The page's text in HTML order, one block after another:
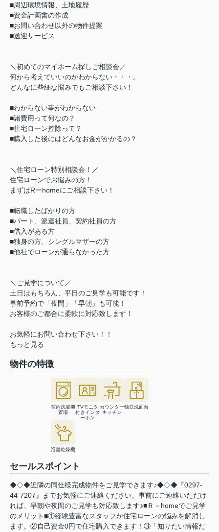
■周辺環境情報、土地履歴
■資金計画書の作成
■お問い合わせ以外の物件提案
■送迎サービス
＼初めてのマイホーム探しご相談会／
何から考えていいのかわからない・・・。
どんなに些細な悩みでもご相談下さい！
■わからない事がわからない
■諸費用って何なの？
■住宅ローン控除って？
■購入した後にはどんなお金がかかるの？
＼住宅ローン特別相談会！／
住宅ローンでお悩みの方！
まずはRーhomeにご相談下さい！
■転職したばかりの方
■パート、派遣社員、契約社員の方
■借入がある方
■独身の方、シングルマザーの方
■他社でローンが通らなかった方
＼ご見学について／
土日はもちろん、平日のご見学も可能です！
事前予約で「夜間」「早朝」も可能！
お客様のご都合に柔軟に対応致します！
お気軽にお問い合わせ下さい！！
もっと見る
物件の特徴
室内洗濯機
置場
TVモニタ
付きインタ
ーホン
カウンター
キッチン
独立洗面台
浴室乾燥機
セールスポイント
◆◇◆近隣の同仕様完成物件をご見学できます♪◆◇◆『0297-
44-7207』までお気軽にご連絡ください。事前にご連絡いただけ
れば、早朝や夜間のご見学も対応致します♪■Ｒ－homeでご見学
のメリット■①経験豊富なスタッフが住宅ローンの悩みを解消し
ます。②自己資金0円で住宅購入できます！③「知りたい情報だ